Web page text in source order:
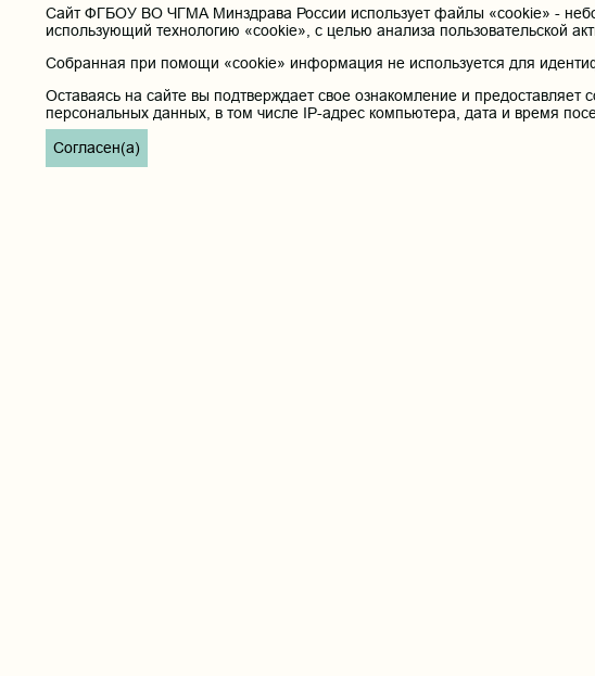
Cайт ФГБОУ ВО ЧГМА Минздрава России использует файлы «cookie» -
использующий технологию «cookie», с целью анализа пользовательской
Собранная при помощи «cookie» информация не используется для
Оставаясь на сайте вы подтверждает свое ознакомление и
персональных данных, в том числе IP-адрес компьютера, дата и время
Согласен(а)